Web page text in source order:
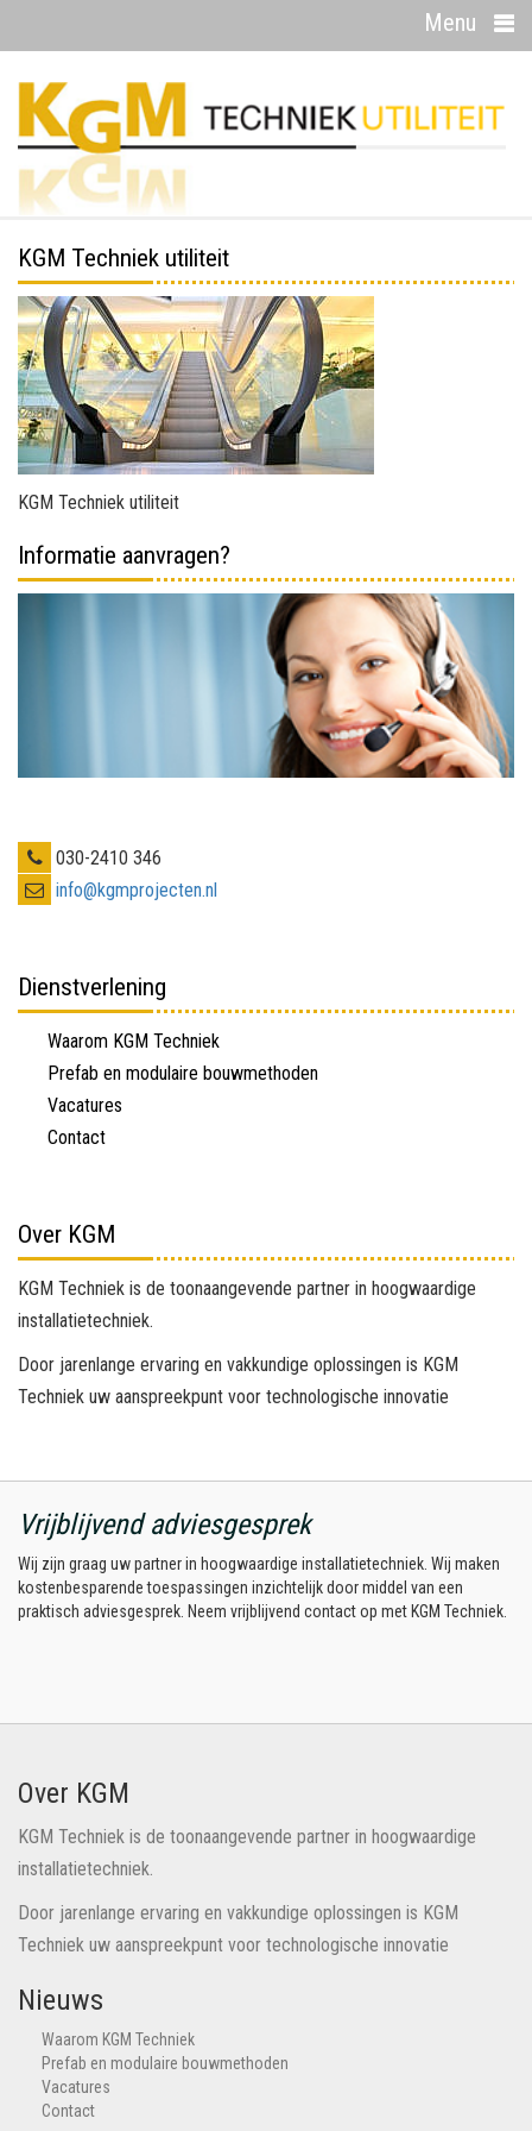
Menu
KGM Techniek utiliteit
KGM Techniek utiliteit
Informatie aanvragen?
030-2410 346
info@kgmprojecten.nl
Dienstverlening
Waarom KGM Techniek
Prefab en modulaire bouwmethoden
Vacatures
Contact
Over KGM
KGM Techniek is de toonaangevende partner in hoogwaardige
installatietechniek.
Door jarenlange ervaring en vakkundige oplossingen is KGM
Techniek uw aanspreekpunt voor technologische innovatie
Vrijblijvend adviesgesprek
Wij zijn graag uw partner in hoogwaardige installatietechniek. Wij maken
kostenbesparende toespassingen inzichtelijk door middel van een
praktisch adviesgesprek. Neem vrijblijvend contact op met KGM Techniek.
Over KGM
KGM Techniek is de toonaangevende partner in hoogwaardige
installatietechniek.
Door jarenlange ervaring en vakkundige oplossingen is KGM
Techniek uw aanspreekpunt voor technologische innovatie
Nieuws
Waarom KGM Techniek
Prefab en modulaire bouwmethoden
Vacatures
Contact